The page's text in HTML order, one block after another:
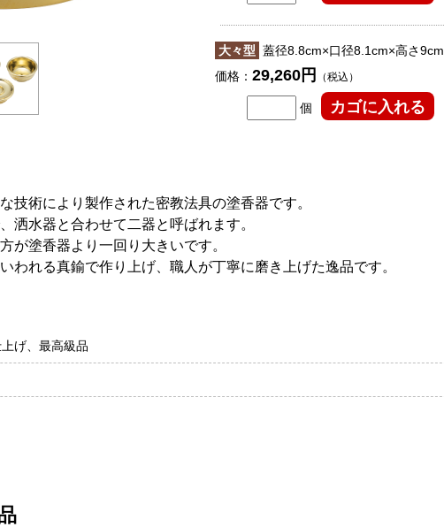
大々型 蓋径8.8cm×口径8.1cm×高さ9cm
価格： 29,260円 （税込）
個
技術により製作された密教法具の塗香器です。
洒水器と合わせて二器と呼ばれます。
が塗香器より一回り大きいです。
われる真鍮で作り上げ、職人が丁寧に磨き上げた逸品です。
げ、最高級品